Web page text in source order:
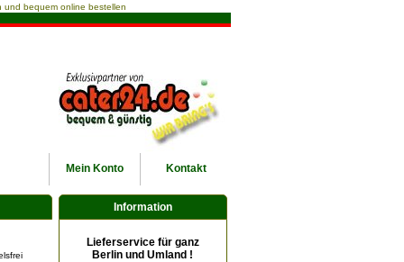
und bequem online bestellen
Kontakt
Mein Konto
Information
Lieferservice für ganz
Berlin und Umland !